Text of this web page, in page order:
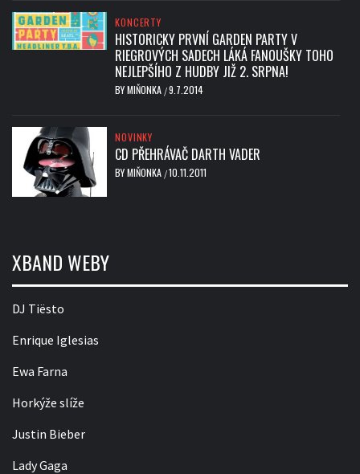
KONCERTY
HISTORICKY PRVNÍ GARDEN PARTY V
RIEGROVÝCH SADECH LÁKÁ FANOUŠKY TOHO
NEJLEPŠÍHO Z HUDBY JIŽ 2. SRPNA!
BYMIŇONKA /9.7.2014
NOVINKY
CD PŘEHRÁVAČ DARTH VADER
BYMIŇONKA /10.11.2011
XBAND WEBY
DJ Tiësto
Enrique Iglesias
Ewa Farna
Horkýže slíže
Justin Bieber
Lady Gaga